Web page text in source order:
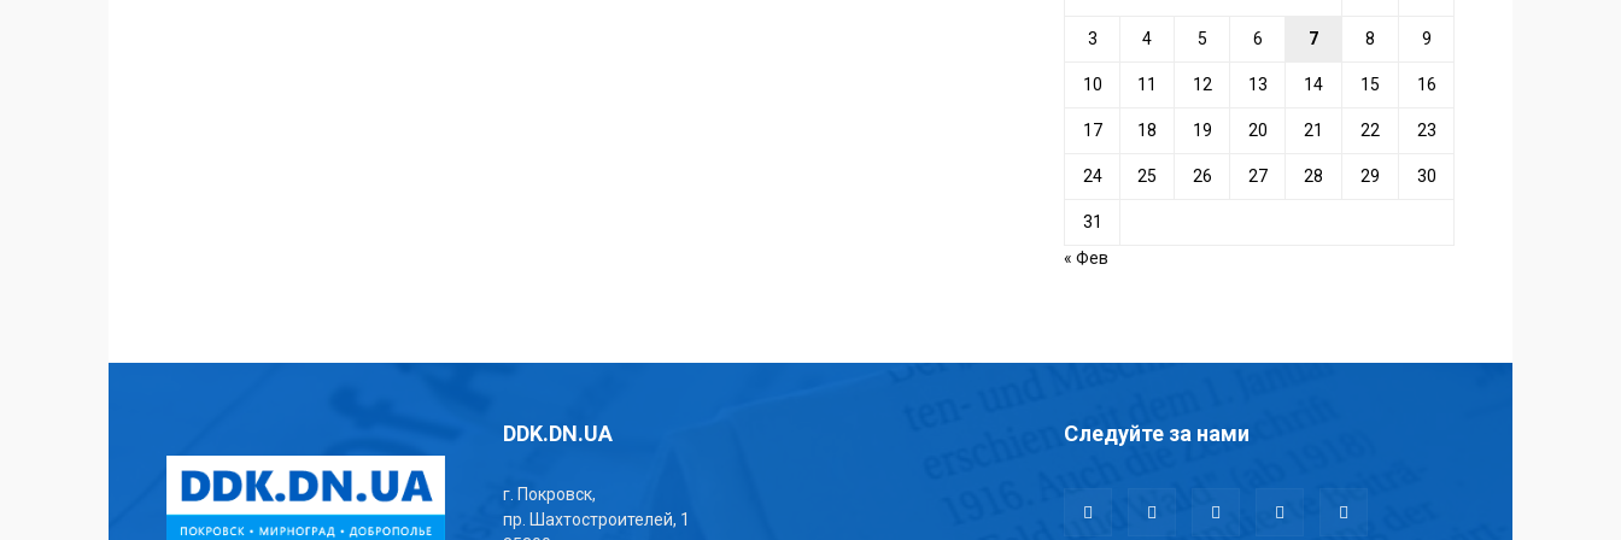
3 4 5 6 7 8 9
10 11 12 13 14 15 16
17 18 19 20 21 22 23
24 25 26 27 28 29 30
31
« Фев
DDK.DN.UA
г. Покровск,
пр. Шахтостроителей, 1
Следуйте за нами